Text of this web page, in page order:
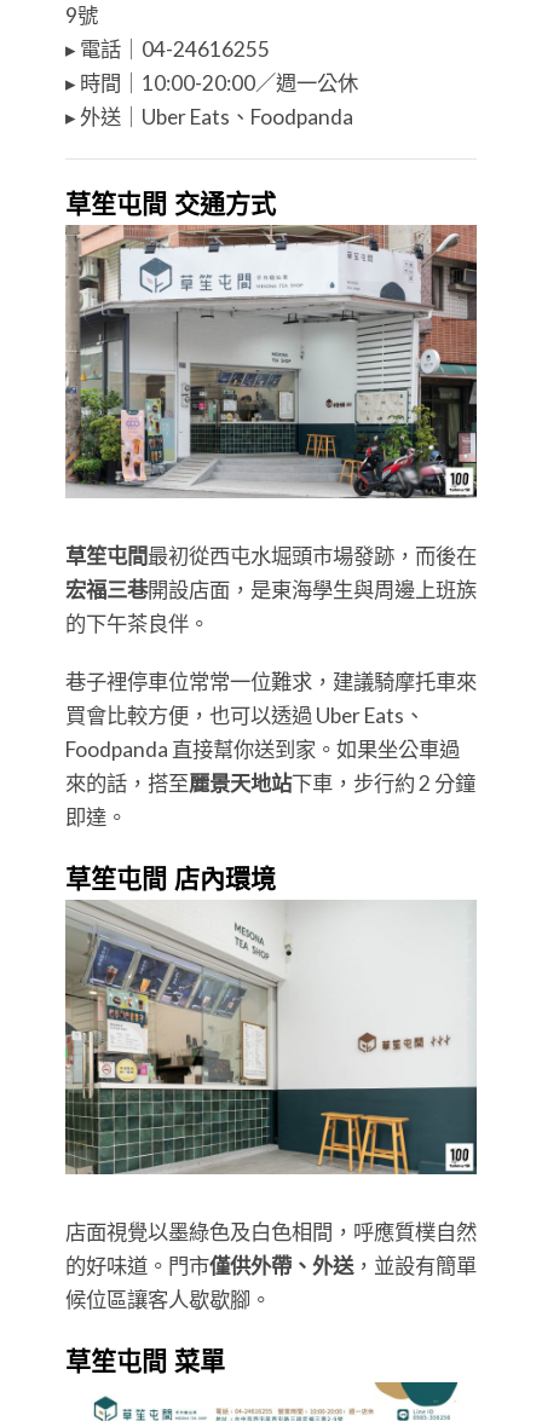
9號
▸ 電話｜04-24616255
▸ 時間｜10:00-20:00／週一公休
▸ 外送｜Uber Eats、Foodpanda
草笙屯間 交通方式
草笙屯間最初從西屯水堀頭市場發跡，而後在
宏福三巷開設店面，是東海學生與周邊上班族
的下午茶良伴。
巷子裡停車位常常一位難求，建議騎摩托車來
買會比較方便，也可以透過 Uber Eats、
Foodpanda 直接幫你送到家。如果坐公車過
來的話，搭至麗景天地站下車，步行約 2 分鐘
即達。
草笙屯間 店內環境
店面視覺以墨綠色及白色相間，呼應質樸自然
的好味道。門市僅供外帶、外送 ，並設有簡單
候位區讓客人歇歇腳。
草笙屯間 菜單